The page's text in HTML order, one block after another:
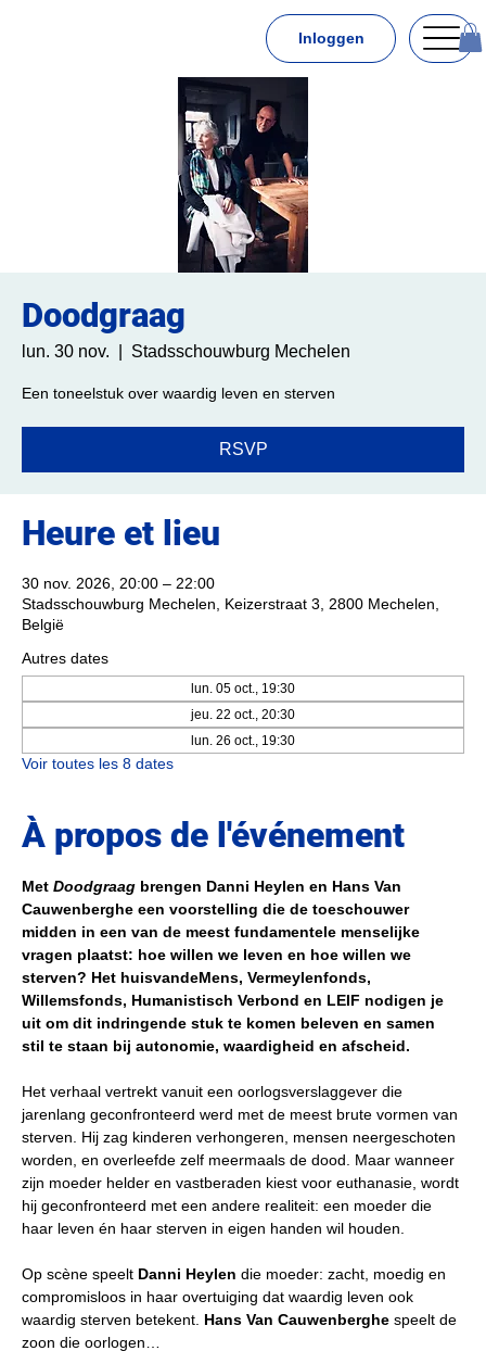
Inloggen
Doodgraag
lun. 30 nov. Stadsschouwburg Mechelen
Een toneelstuk over waardig leven en sterven
RSVP
Heure et lieu
30 nov. 2026, 20:00 – 22:00
Stadsschouwburg Mechelen, Keizerstraat 3, 2800 Mechelen,
België
Autres dates
lun. 05 oct., 19:30
jeu. 22 oct., 20:30
lun. 26 oct., 19:30
Voir toutes les 8 dates
À propos de l'événement
Met Doodgraag brengen Danni Heylen en Hans Van
Cauwenberghe een voorstelling die de toeschouwer
midden in een van de meest fundamentele menselijke
vragen plaatst: hoe willen we leven en hoe willen we
sterven? Het huisvandeMens, Vermeylenfonds,
Willemsfonds, Humanistisch Verbond en LEIF nodigen je
uit om dit indringende stuk te komen beleven en samen
stil te staan bij autonomie, waardigheid en afscheid.
Het verhaal vertrekt vanuit een oorlogsverslaggever die
jarenlang geconfronteerd werd met de meest brute vormen van
sterven. Hij zag kinderen verhongeren, mensen neergeschoten
worden, en overleefde zelf meermaals de dood. Maar wanneer
zijn moeder helder en vastberaden kiest voor euthanasie, wordt
hij geconfronteerd met een andere realiteit: een moeder die
haar leven én haar sterven in eigen handen wil houden.
Op scène speelt Danni Heylen die moeder: zacht, moedig en
compromisloos in haar overtuiging dat waardig leven ook
waardig sterven betekent. Hans Van Cauwenberghe speelt de
zoon die oorlogen…